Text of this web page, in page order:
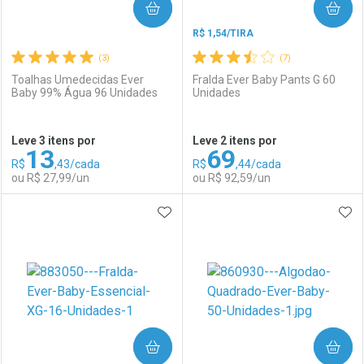
Comprar sem Desconto
Por R$ 242,70/cada
Comprar sem Desconto
Por R$ 242,70/cada
Comprar sem Desconto
Por R$ 18,99/cada
Comprar sem Desconto
Por R$ 18,99/cada
(3)
Toalhas Umedecidas Ever
Baby 99% Água 96 Unidades
Leve 3 itens por
R$13,43/cada
ou R$ 27,99/un
COMPRAR
Laboratório
Por Menos
(7)
R$ 1,54/TIRA
Fralda Ever Baby Pants G 60
Unidades
Leve 2 itens por
R$69,44/cada
ou R$ 92,59/un
COMPRAR
Laboratório
Por Menos
ADICIONAR AOS FAVORITOS
COMPRAR COMPRAR